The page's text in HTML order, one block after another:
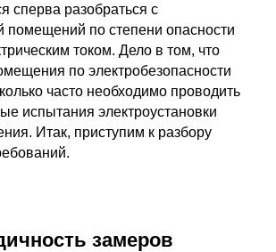
сперва разобраться с
помещений по степени опасности
током. Дело в том, что
по электробезопасности
часто необходимо проводить
испытания электроустановки
Итак, приступим к разбору
замеров